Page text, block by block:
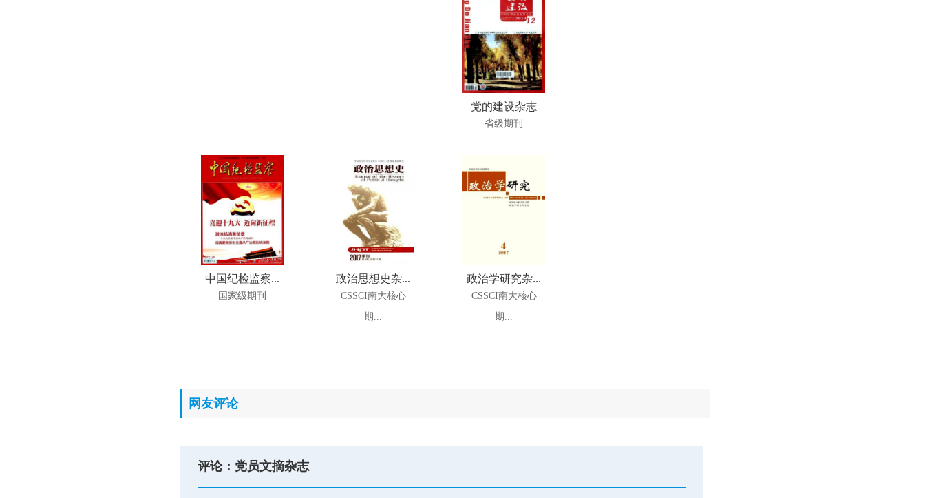
党的建设杂志
省级期刊
中国纪检监察...
国家级期刊
政治思想史杂...
CSSCI南大核心
期...
政治学研究杂...
CSSCI南大核心
期...
网友评论
评论：党员文摘杂志